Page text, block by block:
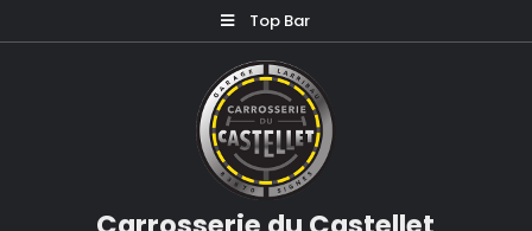
to
Top Bar